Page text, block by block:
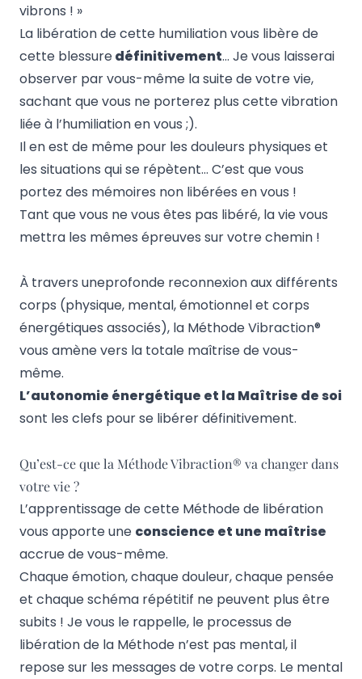
vibrons ! »
La libération de cette humiliation vous libère de
cette blessuredéfinitivement… Je vous laisserai
observer par vous-même la suite de votre vie,
sachant que vous ne porterez plus cette vibration
liée à l’humiliation en vous ;).
Il en est de même pour les douleurs physiques et
les situations qui se répètent… C’est que vous
portez des mémoires non libérées en vous !
Tant que vous ne vous êtes pas libéré, la vie vous
mettra les mêmes épreuves sur votre chemin !
À travers uneprofonde reconnexion aux différents
corps (physique, mental, émotionnel et corps
énergétiques associés), la Méthode Vibraction®
vous amène vers la totale maîtrise de vous-
même.
L’autonomie énergétique et la Maîtrise de soi
sont les clefs pour se libérer définitivement.
Qu’est-ce que la Méthode Vibraction® va changer dans
votre vie ?
L’apprentissage de cette Méthode de libération
vous apporte une conscience et une maîtrise
accrue de vous-même.
Chaque émotion, chaque douleur, chaque pensée
et chaque schéma répétitif ne peuvent plus être
subits ! Je vous le rappelle, le processus de
libération de la Méthode n’est pas mental, il
repose sur les messages de votre corps. Le mental